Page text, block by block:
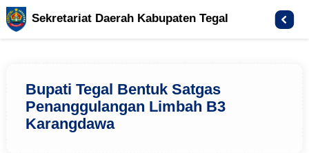
Sekretariat Daerah Kabupaten Tegal
Bupati Tegal Bentuk Satgas
Penanggulangan Limbah B3
Karangdawa